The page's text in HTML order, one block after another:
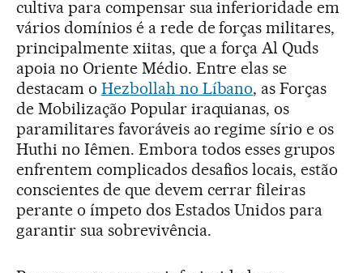
cultiva para compensar sua inferioridade em
vários domínios é a rede de forças militares,
principalmente xiitas, que a força Al Quds
apoia no Oriente Médio. Entre elas se
destacam o Hezbollah no Líbano, as Forças
de Mobilização Popular iraquianas, os
paramilitares favoráveis ao regime sírio e os
Huthi no Iêmen. Embora todos esses grupos
enfrentem complicados desafios locais, estão
conscientes de que devem cerrar fileiras
perante o ímpeto dos Estados Unidos para
garantir sua sobrevivência.